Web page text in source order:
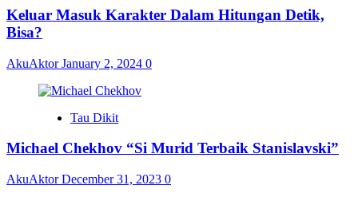
Keluar Masuk Karakter Dalam Hitungan Detik,
Bisa?
AkuAktorJanuary 2, 2024 0
Tau Dikit
Michael Chekhov “Si Murid Terbaik Stanislavski”
AkuAktorDecember 31, 2023 0